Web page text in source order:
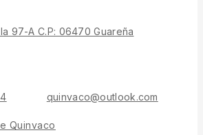
97-A C.P: 06470 Guareña
quinvaco@outlook.com
Quinvaco